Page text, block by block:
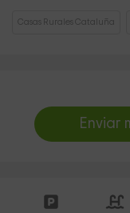
Casas Rurales Cataluña
Enviar